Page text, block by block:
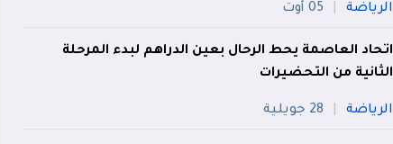
الرياضة 05 أوت
اتحاد العاصمة يحط الرحال بعين الدراهم لبدء المرحلة
الثانية من التحضيرات
الرياضة 28 جويلية